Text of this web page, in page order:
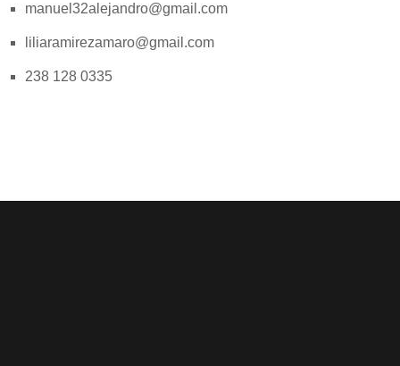
manuel32alejandro@gmail.com
liliaramirezamaro@gmail.com
238 128 0335